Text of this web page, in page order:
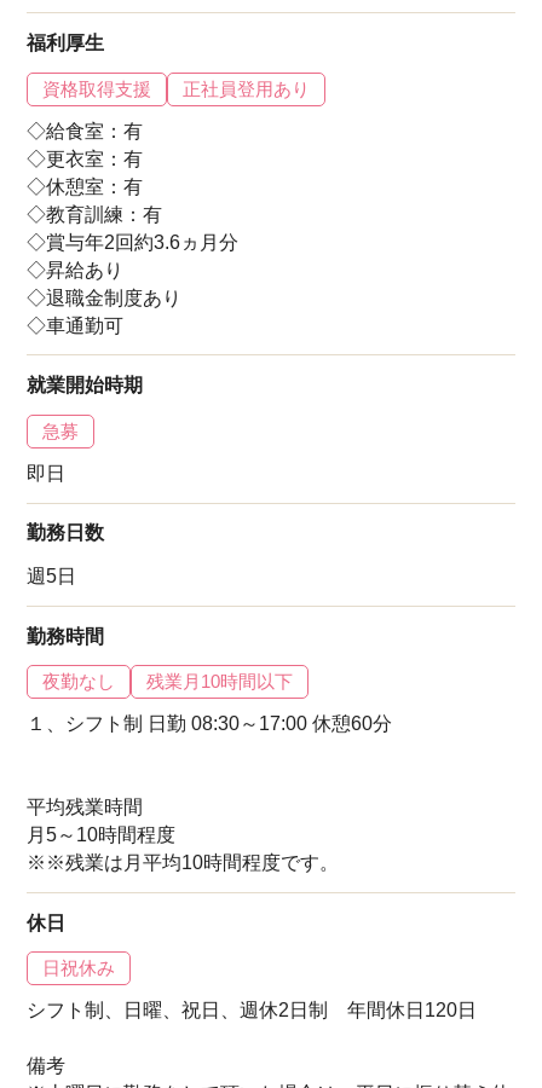
福利厚生
資格取得支援 正社員登用あり
◇給食室：有
◇更衣室：有
◇休憩室：有
◇教育訓練：有
◇賞与年2回約3.6ヵ月分
◇昇給あり
◇退職金制度あり
◇車通勤可
就業開始時期
急募
即日
勤務日数
週5日
勤務時間
夜勤なし 残業月10時間以下
１、シフト制 日勤 08:30～17:00 休憩60分
平均残業時間
月5～10時間程度
※※残業は月平均10時間程度です。
休日
日祝休み
シフト制、日曜、祝日、週休2日制 年間休日120日
備考